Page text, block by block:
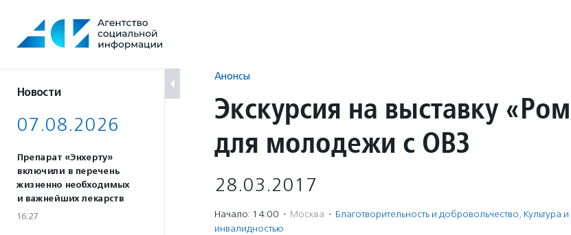
содержанию
Новости
07.08.2026
Препарат «Энхерту»
включили в перечень
жизненно необходимых
и важнейших лекарств
16:27
Анонсы
Экскурсия на выставку
для молодежи с ОВЗ
28.03.2017
Начало: 14:00 · Москва · Благотвори­тель­ность и доброволь­чест­во, Культура
инвалидностью